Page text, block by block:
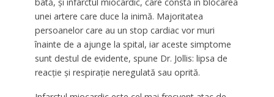
unei artere care duce la inimă. Majoritatea
persoanelor care au un stop cardiac vor muri
înainte de a ajunge la spital, iar aceste simptome
sunt destul de evidente, spune Dr. Jollis: lipsa de
reacție și respirație neregulată sau oprită.